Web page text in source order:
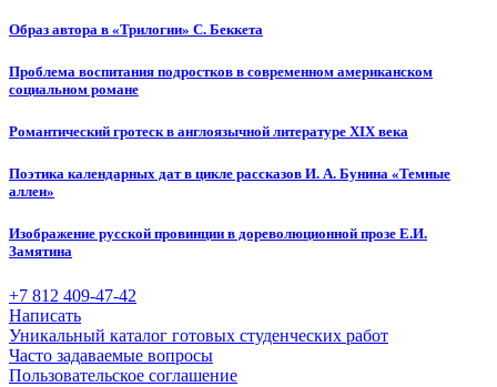
Образ автора в «Трилогии» С. Беккета
Проблема воспитания подростков в современном американском
социальном романе
Романтический гротеск в англоязычной литературе XIX века
Поэтика календарных дат в цикле рассказов И. А. Бунина «Темные
аллеи»
Изображение русской провинции в дореволюционной прозе Е.И.
Замятина
+7 812 409-47-42
Написать
Уникальный каталог готовых студенческих работ
Часто задаваемые вопросы
Пользовательское соглашение